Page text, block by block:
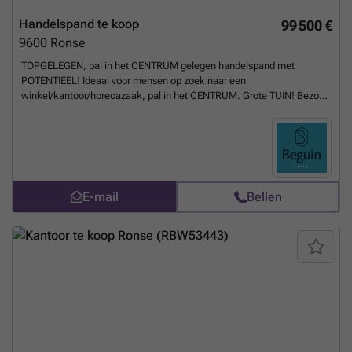
99 500 €
Handelspand te koop
9600 Ronse
TOPGELEGEN, pal in het CENTRUM gelegen handelspand met
POTENTIEEL! Ideaal voor mensen op zoek naar een
winkel/kantoor/horecazaak, pal in het CENTRUM. Grote TUIN! Bezoek
E-mail Bellen